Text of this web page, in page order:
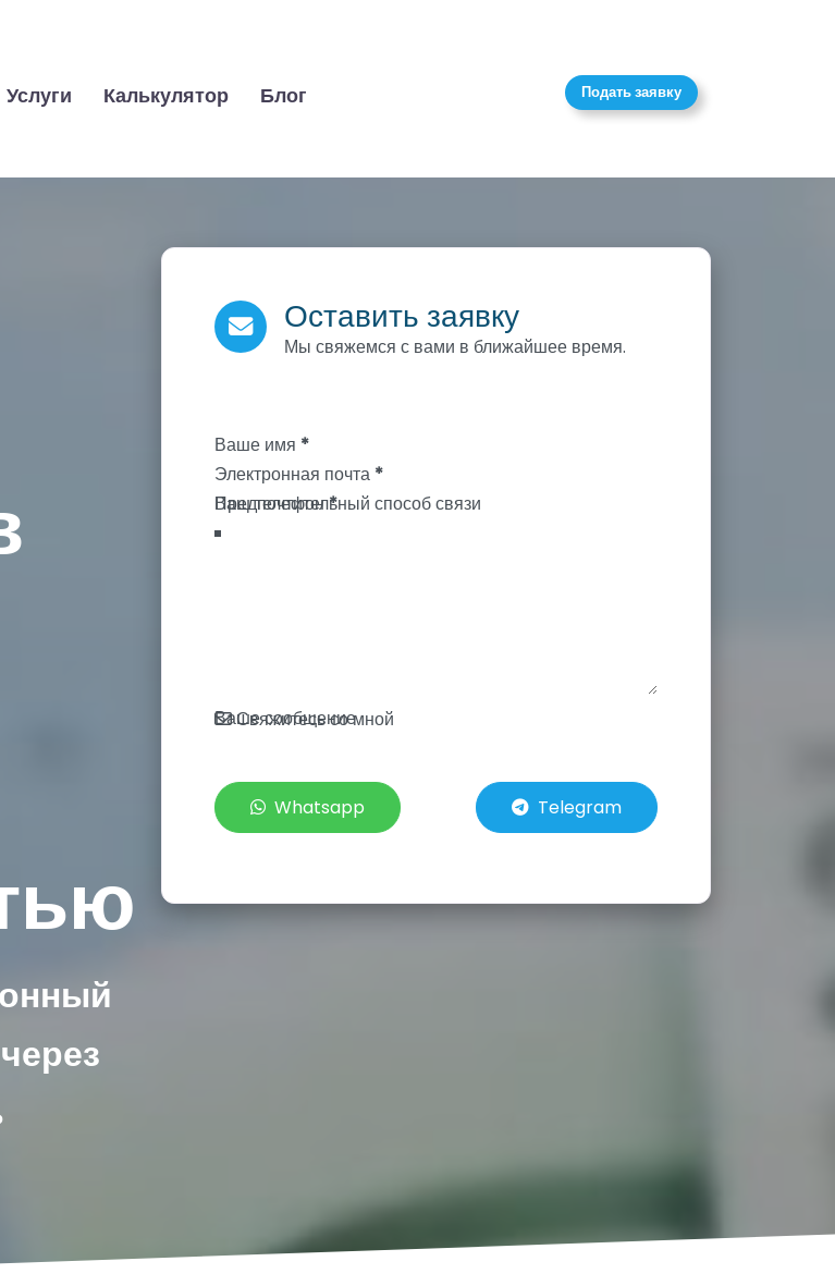
Услуги Калькулятор Блог Подать заявку
Оставить заявку
Мы свяжемся с вами в ближайшее время.
Ваше имя *
Электронная почта *
Ваш телефон *
Ваше сообщение
Свяжитесь со мной
Whatsapp Telegram